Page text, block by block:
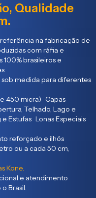
Qualidade
na fabricação de
com ráfia e
brasileiros e
sob medida para diferentes
450 micra) Capas
Telhado, Lago e
Estufas Lonas Especiais
reforçado e ilhós
ou a cada 50 cm,
Kone.
e atendimento
Brasil.